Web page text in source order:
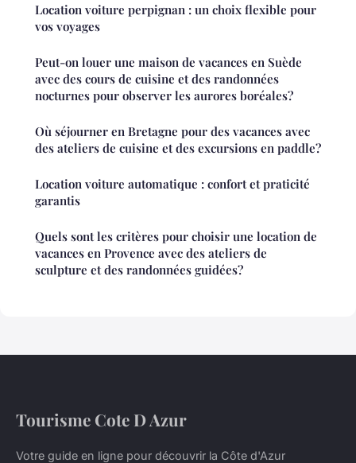
Location voiture perpignan : un choix flexible pour
vos voyages
Peut-on louer une maison de vacances en Suède
avec des cours de cuisine et des randonnées
nocturnes pour observer les aurores boréales?
Où séjourner en Bretagne pour des vacances avec
des ateliers de cuisine et des excursions en paddle?
Location voiture automatique : confort et praticité
garantis
Quels sont les critères pour choisir une location de
vacances en Provence avec des ateliers de
sculpture et des randonnées guidées?
Tourisme Cote D Azur
Votre guide en ligne pour découvrir la Côte d'Azur